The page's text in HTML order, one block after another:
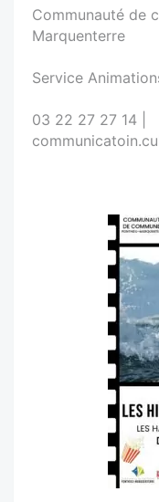
Communauté de
Marquenterre
Service
03 22 27 27 14 |